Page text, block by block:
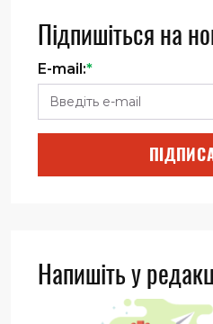
Підпишіться на
E-mail:*
Напишіть у